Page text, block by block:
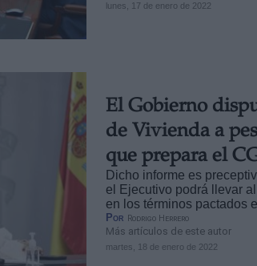
lunes, 17 de enero de 2022
El Gobierno
de Vivienda a
que prepara el
Dicho informe es
el Ejecutivo podrá llevar
en los términos pactados
Por Rodrigo Herrero
Más artículos de este autor
martes, 18 de enero de 2022